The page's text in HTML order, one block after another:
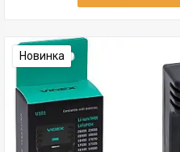
Новинка